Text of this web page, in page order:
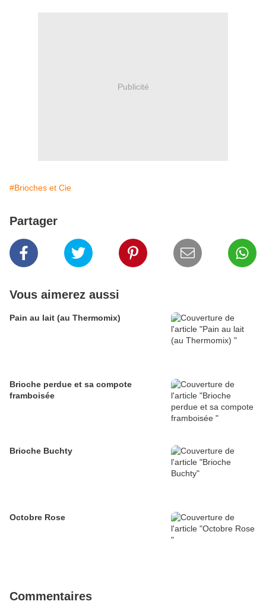
Publicité
#Brioches et Cie
Partager
Vous aimerez aussi
Pain au lait (au Thermomix)
Brioche perdue et sa compote
framboisée
Brioche Buchty
Octobre Rose
Commentaires